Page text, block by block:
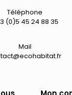
Téléphone
(0)5 45 24 88 35
Mail